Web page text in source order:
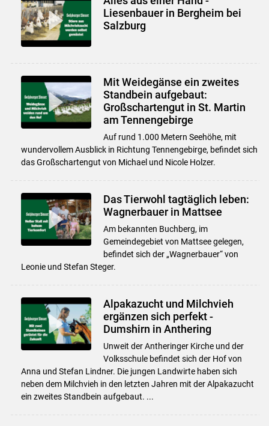
Liesenbauer in Bergheim bei
Salzburg
Mit Weidegänse ein zweites
Standbein aufgebaut:
Großschartengut in St. Martin
am Tennengebirge
Auf rund 1.000 Metern Seehöhe, mit
wundervollem Ausblick in Richtung Tennengebirge, befindet sich
das Großschartengut von Michael und Nicole Holzer.
Das Tierwohl tagtäglich leben:
Wagnerbauer in Mattsee
Am bekannten Buchberg, im
Gemeindegebiet von Mattsee gelegen,
befindet sich der „Wagnerbauer“ von
Leonie und Stefan Steger.
Alpakazucht und Milchvieh
ergänzen sich perfekt -
Dumshirn in Anthering
Unweit der Antheringer Kirche und der
Volksschule befindet sich der Hof von
Anna und Stefan Lindner. Die jungen Landwirte haben sich
neben dem Milchvieh in den letzten Jahren mit der Alpakazucht
ein zweites Standbein aufgebaut. ...